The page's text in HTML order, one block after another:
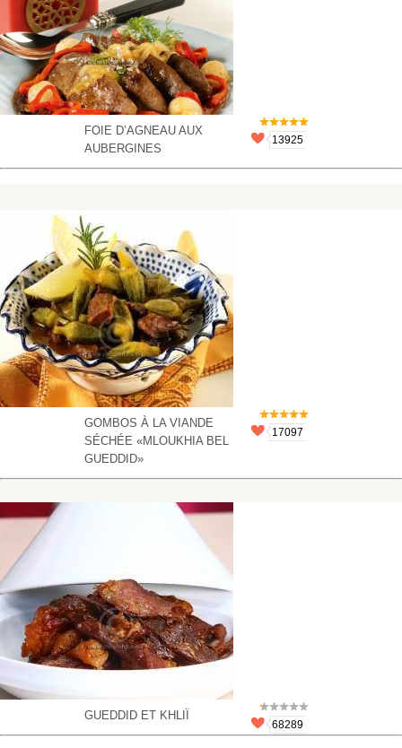
FOIE D’AGNEAU AUX
AUBERGINES
13925
GOMBOS À LA VIANDE
SÉCHÉE «MLOUKHIA BEL
GUEDDID»
17097
GUEDDID ET KHLIÏ
68289